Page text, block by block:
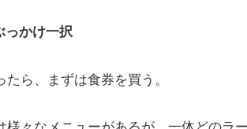
っかけ一択
たら、まずは食券を買う。